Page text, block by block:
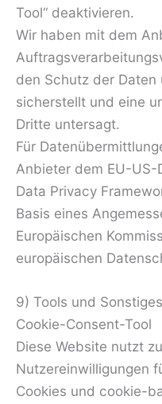
Tool“ deaktivieren.
Wir haben mit dem
den Schutz der
sicherstellt und eine
Dritte untersagt.
Für
Anbieter dem EU-US-
Data Privacy
Basis eines
Europäischen
europäischen
9) Tools und Sonstiges
Cookie-Consent-Tool
Diese Website nutzt
Nutzereinwilligungen
Cookies und cookie-